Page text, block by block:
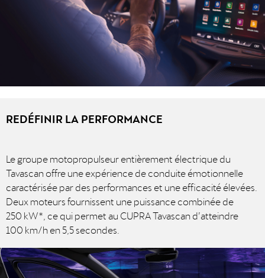
REDÉFINIR LA PERFORMANCE
Le groupe motopropulseur entièrement électrique du
Tavascan offre une expérience de conduite émotionnelle
caractérisée par des performances et une efficacité élevées.
Deux moteurs fournissent une puissance combinée de
250 kW*, ce qui permet au CUPRA Tavascan d’atteindre
100 km/h en 5,5 secondes.